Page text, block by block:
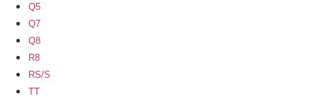
Q5
Q7
Q8
R8
RS/S
TT